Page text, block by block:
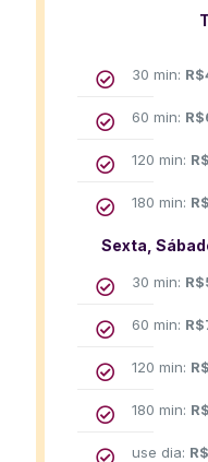
30 min: R$
60 min: R$
120 min: R$
180 min: R$
Sexta,
30 min: R$
60 min: R$
120 min: R$
180 min: R$
use dia: R$